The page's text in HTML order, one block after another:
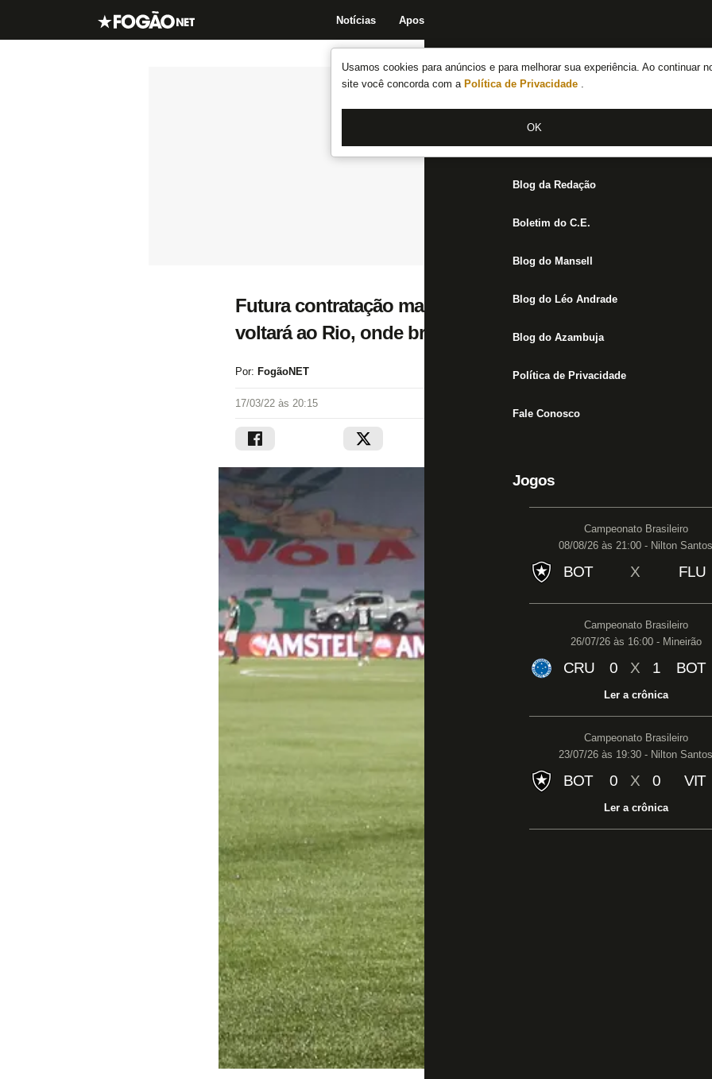
Usamos cookies para anúncios e para melhorar sua experiência. Ao continuar
site você concorda com a Política de Privacidade .
OK
Notícias Apostas
Notícias do Botafogo
Fórum
Jogos
Blog da Redação
Boletim do C.E.
Blog do Mansell
Blog do Léo Andrade
Blog do Azambuja
Política de Privacidade
Fale Conosco
Jogos
Campeonato Brasileiro
08/08/26 às 21:00 - Nilton Santos
BOT X FLU
Campeonato Brasileiro
26/07/26 às 16:00 - Mineirão
CRU 0 X 1 BOT
Ler a crônica
Campeonato Brasileiro
23/07/26 às 19:30 - Nilton Santos
BOT 0 X 0 VIT
Ler a crônica
Futura contratação mais cara da história do Botafogo,
voltará ao Rio, onde brilhou na Taça das Favelas
Por: FogãoNET
17/03/22 às 20:15